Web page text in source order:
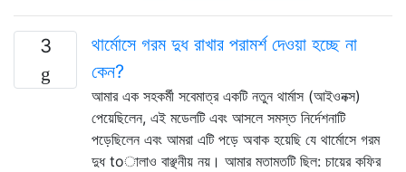
3
থার্মোসে গরম দুধ রাখার পরামর্শ দেওয়া হচ্ছে না
কেন?
আমার এক সহকর্মী সবেমাত্র একটি নতুন থার্মাস (আইওনক্স)
পেয়েছিলেন, এই মডেলটি এবং আসলে সমস্ত নির্দেশনাটি
পড়েছিলেন এবং আমরা এটি পড়ে অবাক হয়েছি যে থার্মোসে গরম
দুধ toালাও বাঞ্ছনীয় নয়। আমার মতামতটি ছিল: চায়ের কফির